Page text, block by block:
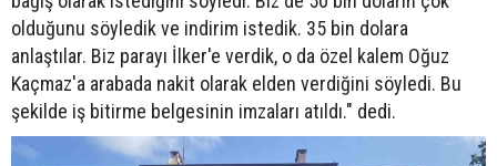
olduğunu söyledik ve indirim istedik. 35 bin dolara
anlaştılar. Biz parayı İlker'e verdik, o da özel kalem Oğuz
Kaçmaz'a arabada nakit olarak elden verdiğini söyledi. Bu
şekilde iş bitirme belgesinin imzaları atıldı." dedi.